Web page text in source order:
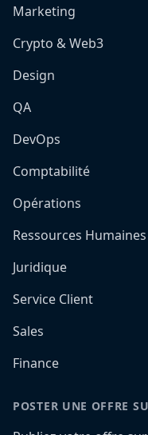
Marketing
Crypto & Web3
Design
QA
DevOps
Comptabilité
Opérations
Ressources Humaines
Juridique
Service Client
Sales
Finance
POSTER UNE OFFRE